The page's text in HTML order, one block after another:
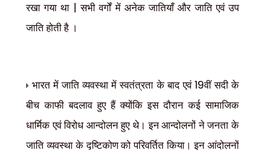
रखा गया था |सभी वर्गों में अनेक जातियाँ और जाति एवं उप
जाति होती है ।
भारत में जाति व्यवस्था में स्वतंत्रता के बाद एवं 19वीं सदी के
बीच काफी बदलाव हुए हैं क्योंकि इस दौरान कई सामाजिक
धार्मिक एवं विरोध आन्दोलन हुए थे। इन आन्दोलनों ने जनता के
जाति व्यवस्था के दृष्टिकोण को परिवर्तित किया। इन आंदोलनों